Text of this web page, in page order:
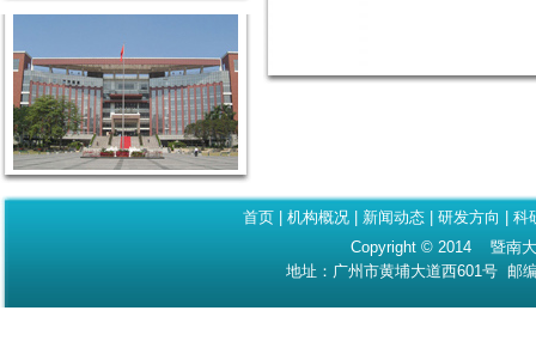
首页 |机构概况 新闻动态 |研发方向 |科
Copyright © 2014 暨南
地址：广州市黄埔大道西601号 邮